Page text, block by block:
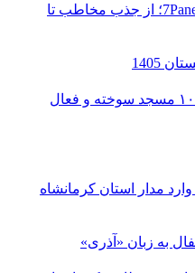
خدمات شبکه‌های اجتماعی 7Panel؛ از جذب مخاطب تا
1405
فیلم‌های جشنواره عمار در ۱۰۰ مسجد سوخته و فعال
جدید وارد مدار استان کرمانشاه